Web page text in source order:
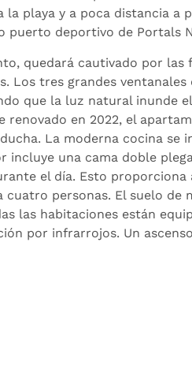
la playa y a poca distancia a
puerto deportivo de Portals
quedará cautivado por las
Los tres grandes
que la luz natural inunde
renovado en 2022, el
La moderna cocina se
incluye una cama doble
el día. Esto proporciona
cuatro personas. El suelo
las habitaciones están
por infrarrojos. Un